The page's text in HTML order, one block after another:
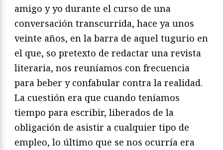
amigo y yo durante el curso de una
conversación transcurrida, hace ya unos
veinte años, en la barra de aquel tugurio en
el que, so pretexto de redactar una revista
literaria, nos reuníamos con frecuencia
para beber y confabular contra la realidad.
La cuestión era que cuando teníamos
tiempo para escribir, liberados de la
obligación de asistir a cualquier tipo de
empleo, lo último que se nos ocurría era